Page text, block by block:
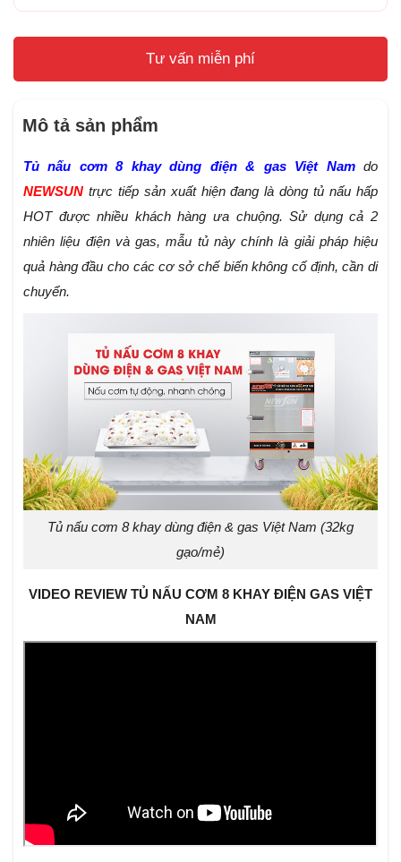
Tư vấn miễn phí
Mô tả sản phẩm
Tủ nấu cơm 8 khay dùng điện & gas Việt Nam do
NEWSUN trực tiếp sản xuất hiện đang là dòng tủ nấu hấp
HOT được nhiều khách hàng ưa chuộng. Sử dụng cả 2
nhiên liệu điện và gas, mẫu tủ này chính là giải pháp hiệu
quả hàng đầu cho các cơ sở chế biến không cố định, cần di
chuyển.
Tủ nấu cơm 8 khay dùng điện & gas Việt Nam (32kg
gạo/mẻ)
VIDEO REVIEW TỦ NẤU CƠM 8 KHAY ĐIỆN GAS VIỆT
NAM